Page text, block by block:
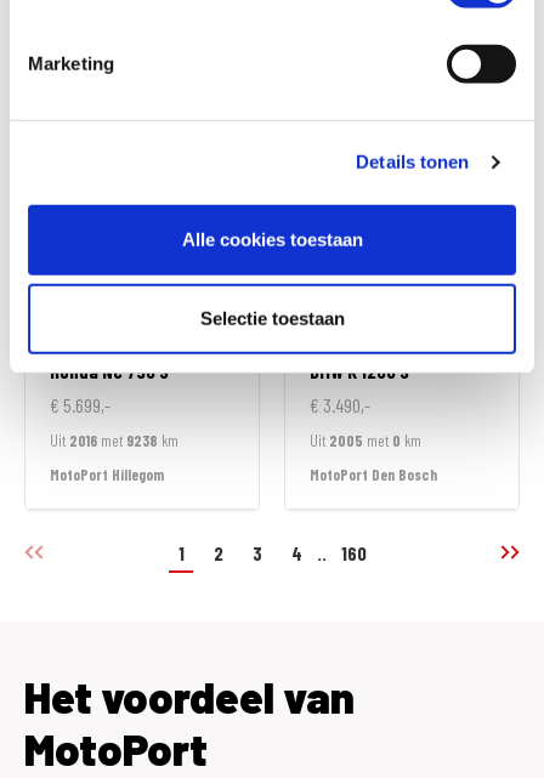
Marketing
Details tonen
Alle cookies toestaan
Selectie toestaan
MotoPort Hillegom
MotoPort Hillegom
HondaNC 750 S
€ 5.699,-
Uit 2016 met 9238 km
MotoPort Hillegom
BMWK 1200 S
€ 3.490,-
Uit 2005 met 0 km
MotoPort Den Bosch
1 2 3 4 .. 160
Het voordeel van
MotoPort